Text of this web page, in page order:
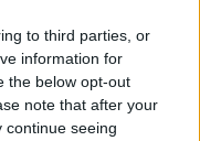
to third parties, or
information for
the below opt-out
note that after your
continue seeing
Ver perfil
Ver perfil